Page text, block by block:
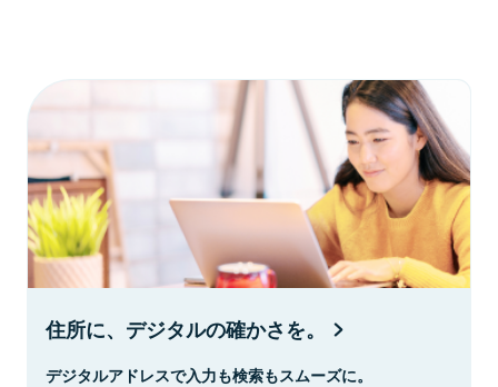
住所に、デジタルの確かさを。
デジタルアドレスで入力も検索もスムーズに。